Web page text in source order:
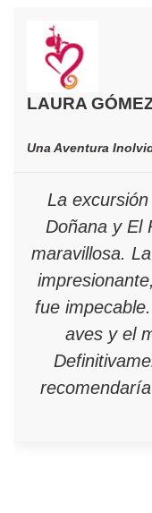
LAURA
Una Aventura
La
Doñana y El
maravillosa.
fue
aves y el